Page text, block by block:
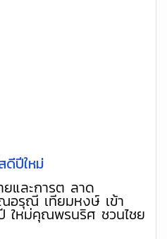
ดีปีใหม่
และการต ลาด
อรุณี เทียมหงษ์ เข้า
ใหม่คุณพรนริศ ชวนไชย